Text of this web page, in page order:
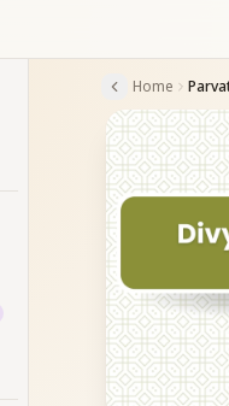
Home